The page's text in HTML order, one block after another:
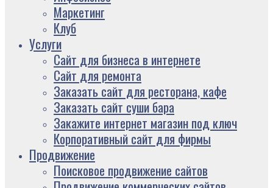
Маркетинг
Клуб
Услуги
Сайт для бизнеса в интернете
Сайт для ремонта
Заказать сайт для ресторана, кафе
Заказать сайт суши бара
Закажите интернет магазин под ключ
Корпоративный сайт для фирмы
Продвижение
Поисковое продвижение сайтов